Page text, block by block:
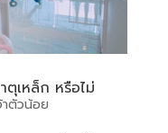
ตุเหล็ก หรือไม่
าตัวน้อย